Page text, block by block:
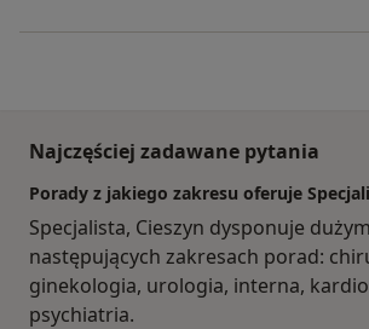
Najczęściej zadawane pytania
Porady z jakiego zakresu oferuje
Specjalista, Cieszyn dysponuje
następujących zakresach porad:
ginekologia, urologia, interna,
psychiatria.